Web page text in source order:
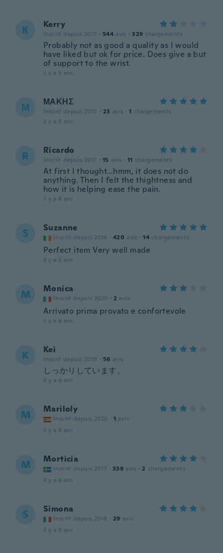
K Kerry
Inscrit depuis 2017 · 544 avis · 329 chargements
Probably not as good a quality as I would
have liked but ok for price. Does give a but
of support to the wrist.
il y a 5 ans
Μ ΜΑΚΗΣ
Inscrit depuis 2015 · 23 avis · 1 chargements
il y a 5 ans
R Ricardo
Inscrit depuis 2017 · 15 avis · 11 chargements
At first I thought...hmm, it does not do
anything. Then I felt the thightness and
how it is helping ease the pain.
il y a 6 ans
S Suzanne
Inscrit depuis 2016 · 420 avis · 14 chargements
Perfect item Very well made
il y a 6 ans
M Monica
Inscrit depuis 2020 · 2 avis
Arrivato prima provato e confortevole
il y a 6 ans
K Kei
Inscrit depuis 2019 · 56 avis
しっかりしています。
il y a 6 ans
M Mariloly
Inscrit depuis 2020 · 1 avis
il y a 6 ans
M Morticia
Inscrit depuis 2017 · 339 avis · 2 chargements
il y a 6 ans
S Simona
Inscrit depuis 2018 · 29 avis
il y a 6 ans